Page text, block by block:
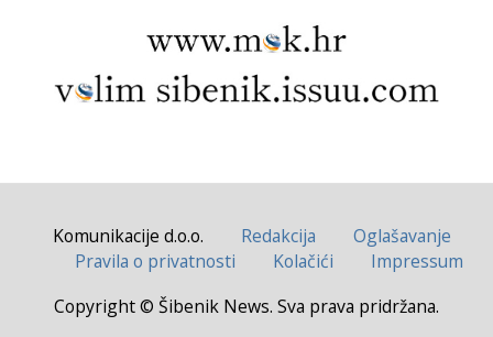
Komunikacije d.o.o. Redakcija
Oglašavanje
Pravila o privatnosti
Kolačići
Impressum
Copyright © Šibenik News. Sva prava pridržana.